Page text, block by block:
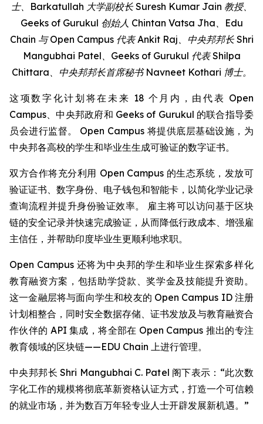
士、
Barkatullah 大学副校长Suresh Kumar Jain 教授、
Geeks of Gurukul 创始人 Chintan Vatsa Jha、
Edu
Chain 与Open Campus代表Ankit Raj、中央邦邦长Shri
Mangubhai Patel、 Geeks of Gurukul 代表Shilpa
Chittara、中央邦邦长首席秘书 Navneet Kothari 博士。
这项数字化计划将在未来 18 个月内，由代表 Open
Campus、中央邦政府和 Geeks of Gurukul 的联合指导委
员会进行监督。 Open Campus 将提供底层基础设施，为
中央邦各高校的学生和毕业生生成可验证的数字证书。
双方合作将充分利用 Open Campus 的生态系统，发放可
验证证书、数字身份、电子钱包和智能卡，以简化学业记录
查询流程并提升身份验证效率。 雇主将可以访问基于区块
链的安全记录并快速完成验证，从而降低行政成本、增强雇
主信任，并帮助印度毕业生更顺利地求职。
Open Campus 还将为中央邦的学生和毕业生探索多样化
教育融资方案，包括助学贷款、奖学金及技能提升资助。
这一金融层将与面向学生和校友的 Open Campus ID 注册
计划相整合，同时安全数据存储、证书发放及与教育融资合
作伙伴的 API 集成，将全部在 Open Campus 推出的专注
教育领域的区块链——EDU Chain 上进行管理。
中央邦邦长 Shri Mangubhai C. Patel 阁下表示：“此次数
字化工作的规模将彻底革新资格认证方式，打造一个可信赖
的就业市场，并为数百万年轻专业人士开辟发展新机遇。”